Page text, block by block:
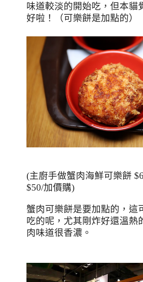
味道較淡的開始吃，但本貓
好啦！（可樂餅是加點的）
(主廚手做蟹肉海鮮可樂餅
$50/加價購)
蟹肉可樂餅是要加點的，這
吃的呢，尤其剛炸好還溫熱
肉味道很香濃。